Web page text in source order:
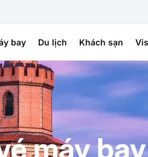
bay Du lịch Khách sạn
máy